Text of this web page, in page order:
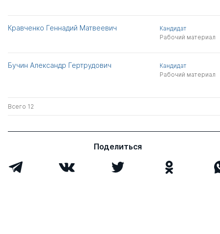
Кравченко Геннадий Матвеевич
Кандидат
Рабочий материал
Бучин Александр Гертрудович
Кандидат
Рабочий материал
Всего 12
Поделиться